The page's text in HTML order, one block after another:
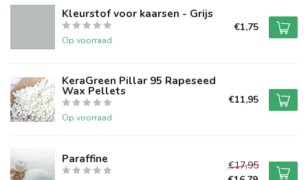
Kleurstof voor kaarsen - Grijs
Op voorraad
€1,75
KeraGreen Pillar 95 Rapeseed
Wax Pellets
Op voorraad
€11,95
Paraffine
€17,95